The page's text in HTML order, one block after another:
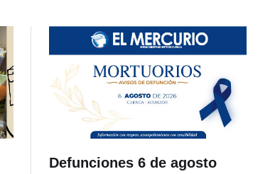
Defunciones 6 de agosto